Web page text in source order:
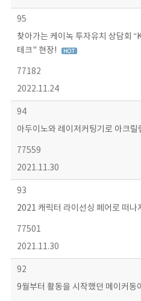
95
찾아가는 케이녹 투자유치 상담회
테크" 현장!
77182
2022.11.24
94
아두이노와 레이저커팅기로 아크릴
77559
2021.11.30
93
2021 캐릭터 라이선싱 페어로 떠나
77501
2021.11.30
92
9월부터 활동을 시작했던 메이커동